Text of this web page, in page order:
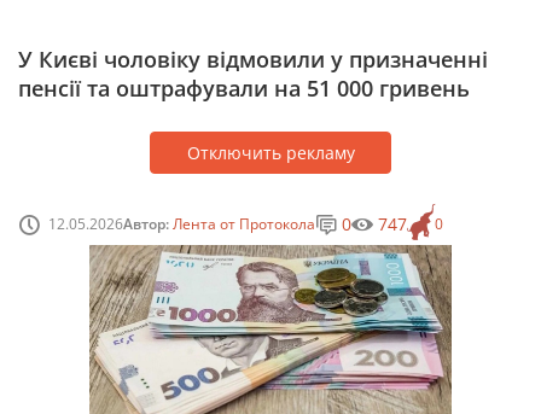
У Києві чоловіку відмовили у призначенні
пенсії та оштрафували на 51 000 гривень
Отключить рекламу
12.05.2026Автор:Лента от Протокола 0
0 747